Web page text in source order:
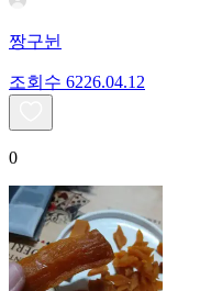
짱구뉜
조회수 6226.04.12
0